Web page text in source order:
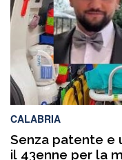
più da […]
CALABRIA
Senza patente e
il 43enne per la